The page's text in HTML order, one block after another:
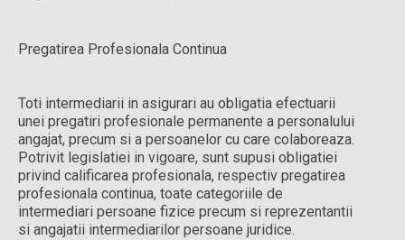
Pregatirea Profesionala Continua
Toti intermediarii in asigurari au obligatia efectuarii
unei pregatiri profesionale permanente a personalului
angajat, precum si a persoanelor cu care colaboreaza.
Potrivit legislatiei in vigoare, sunt supusi obligatiei
privind calificarea profesionala, respectiv pregatirea
profesionala continua, toate categoriile de
intermediari persoane fizice precum si reprezentantii
si angajatii intermediarilor persoane juridice.